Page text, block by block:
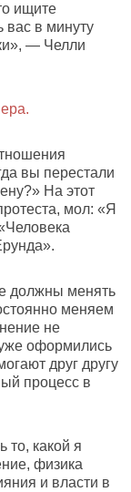
ищите
вас в минуту
— Челли
вы перестали
На этот
мол: «Я
должны менять
меняем
не
уже оформились
друг другу
процесс в
то, какой я
физика
и власти в